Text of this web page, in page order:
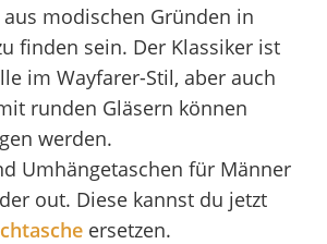
modischen Gründen in
finden sein. Der Klassiker ist
im Wayfarer-Stil, aber auch
runden Gläsern können
werden.
Umhängetaschen für Männer
out. Diese kannst du jetzt
ersetzen.